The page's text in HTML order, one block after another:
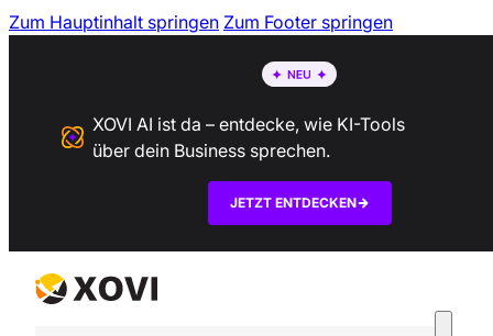
Zum Hauptinhalt springen Zum Footer springen
XOVI AI ist da – entdecke, wie KI-Tools
über dein Business sprechen.
JETZT ENTDECKEN